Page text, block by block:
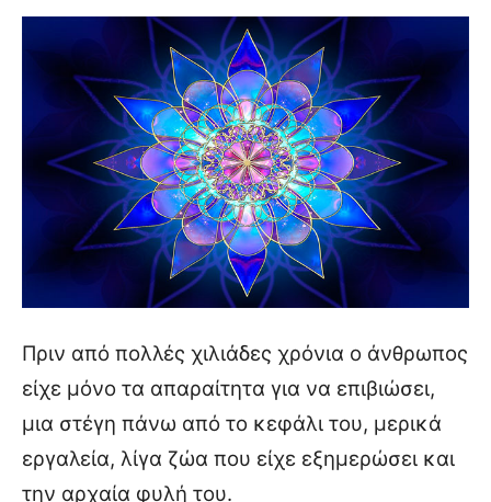
Πριν από πολλές χιλιάδες χρόνια ο άνθρωπος
είχε μόνο τα απαραίτητα για να επιβιώσει,
μια στέγη πάνω από το κεφάλι του, μερικά
εργαλεία, λίγα ζώα που είχε εξημερώσει και
την αρχαία φυλή του.